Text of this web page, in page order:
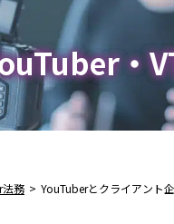
生成AI関連法務
記事・LPの薬機法等チ
D2C等の不正転売対策
サイバー犯罪の刑事告
・
法務 > YouTuberとクライアント